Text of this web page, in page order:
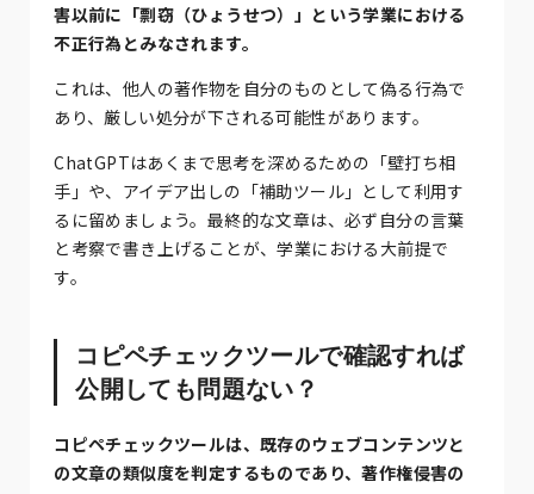
害以前に「剽窃（ひょうせつ）」という学業における
不正行為とみなされます。
これは、他人の著作物を自分のものとして偽る行為で
あり、厳しい処分が下される可能性があります。
ChatGPTはあくまで思考を深めるための「壁打ち相
手」や、アイデア出しの「補助ツール」として利用す
るに留めましょう。最終的な文章は、必ず自分の言葉
と考察で書き上げることが、学業における大前提で
す。
コピペチェックツールで確認すれば
公開しても問題ない？
コピペチェックツールは、既存のウェブコンテンツと
の文章の類似度を判定するものであり、著作権侵害の